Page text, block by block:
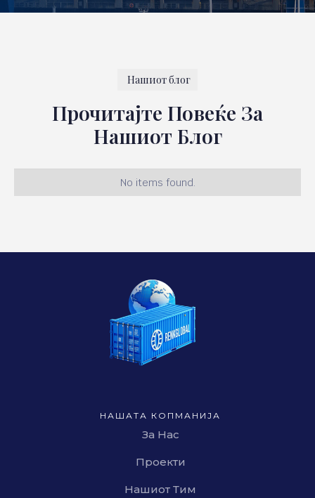
Нашиот блог
Прочитајте Повеќе За
Нашиот Блог
No items found.
НАШАТА КОПМАНИЈА
За Нас
Проекти
Нашиот Тим